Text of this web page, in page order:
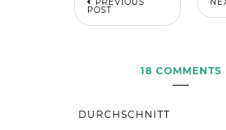
POST
18 COMMENTS
DURCHSCHNITT